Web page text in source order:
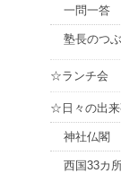
一問一答
塾長のつ
☆ランチ会
☆日々の出
神社仏閣
西国33カ